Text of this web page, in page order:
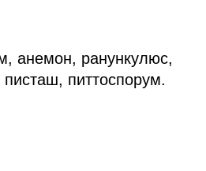
анемон, ранункулюс,
питтоспорум.